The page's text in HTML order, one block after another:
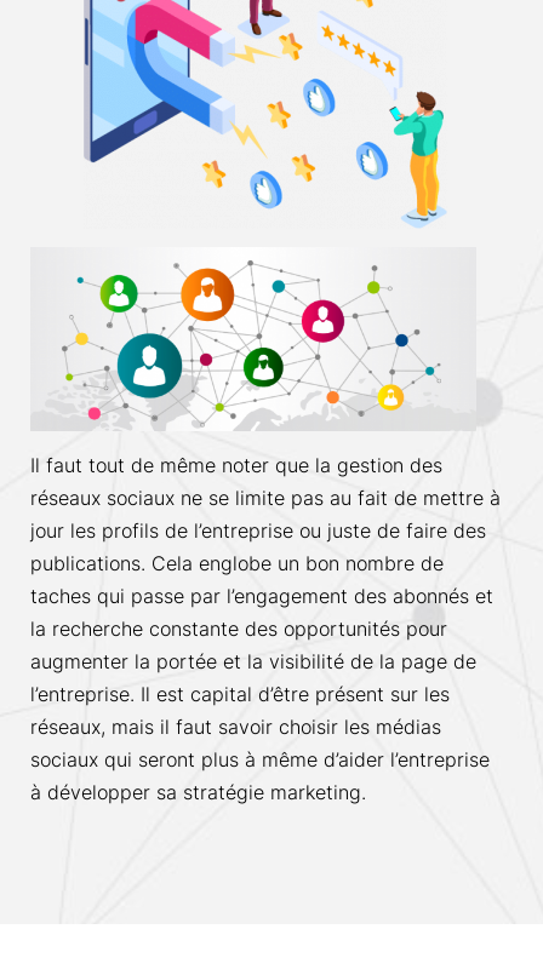
Il faut tout de même noter que la gestion des
réseaux sociaux ne se limite pas au fait de mettre à
jour les profils de l’entreprise ou juste de faire des
publications. Cela englobe un bon nombre de
taches qui passe par l’engagement des abonnés et
la recherche constante des opportunités pour
augmenter la portée et la visibilité de la page de
l’entreprise. Il est capital d’être présent sur les
réseaux, mais il faut savoir choisir les médias
sociaux qui seront plus à même d’aider l’entreprise
à développer sa stratégie marketing.